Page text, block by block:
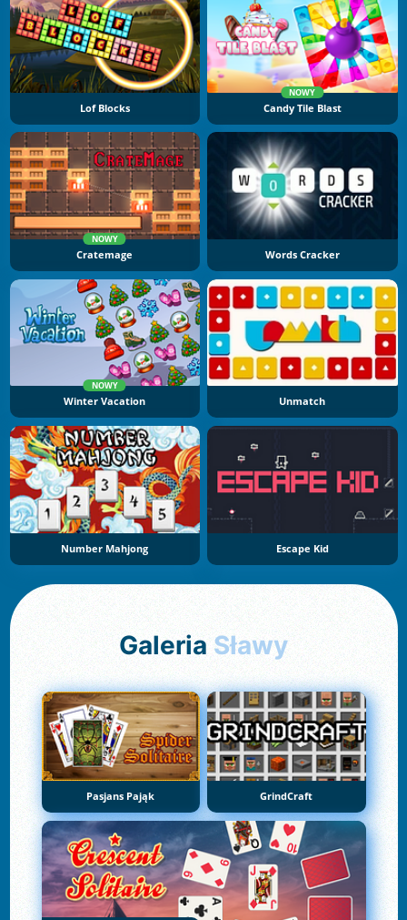
Lof Blocks
NOWY
Candy Tile Blast
NOWY
Cratemage Words Cracker
NOWY
Winter Vacation Unmatch
Number Mahjong Escape Kid
Galeria Sławy
Pasjans Pająk GrindCraft